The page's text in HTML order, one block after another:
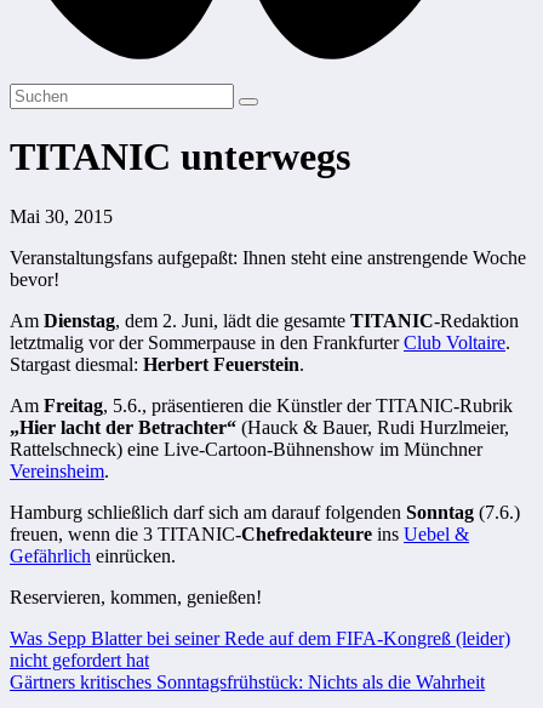
TITANIC unterwegs
Mai 30, 2015
Veranstaltungsfans aufgepaßt: Ihnen steht eine anstrengende Woche
bevor!
Am Dienstag, dem 2. Juni, lädt die gesamte TITANIC-Redaktion
letztmalig vor der Sommerpause in den FrankfurterClub Voltaire.
Stargast diesmal: Herbert Feuerstein.
Am Freitag, 5.6., präsentieren die Künstler der TITANIC-Rubrik
„Hier lacht der Betrachter“ (Hauck & Bauer, Rudi Hurzlmeier,
Rattelschneck) eine Live-Cartoon-Bühnenshow im Münchner
Vereinsheim.
Hamburg schließlich darf sich am darauf folgenden Sonntag (7.6.)
freuen, wenn die 3 TITANIC-Chefredakteure ins Uebel &
Gefährlich einrücken.
Reservieren, kommen, genießen!
Beitragsnavigation
Was Sepp Blatter bei seiner Rede auf dem FIFA-Kongreß (leider)
nicht gefordert hat
Gärtners kritisches Sonntagsfrühstück: Nichts als die Wahrheit